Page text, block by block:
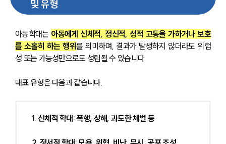
및 유형
아동학대는 아동에게 신체적, 정신적, 성적 고통을 가하거나 보호
를 소홀히 하는 행위를 의미하며, 결과가 발생하지 않더라도 위험
성 또는 가능성만으로도 성립될 수 있습니다.
대표 유형은 다음과 같습니다.
1. 신체적 학대: 폭행, 상해, 과도한 체벌 등